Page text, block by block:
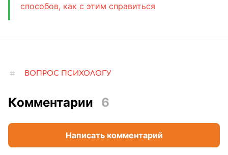
способов, как с этим справиться
ВОПРОС ПСИХОЛОГУ
Комментарии 6
Написать комментарий